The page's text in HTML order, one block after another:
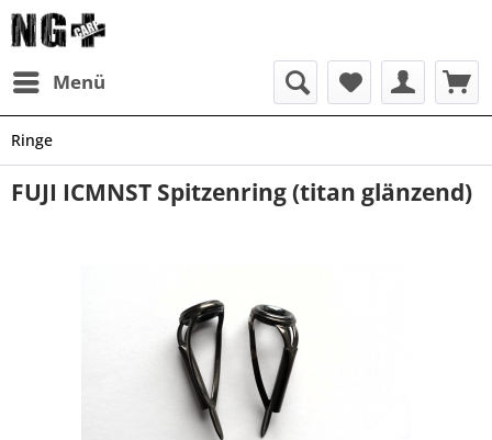
Menü
Ringe
FUJI ICMNST Spitzenring (titan glänzend)